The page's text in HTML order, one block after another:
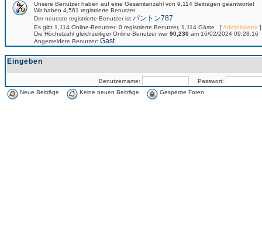
Unsere Benutzer haben auf eine Gesamtanzahl von 9,114 Beiträgen geantwortet
Wir haben 4,561 registrierte Benutzer
Der neueste registrierte Benutzer ist パントン787
Es gibt 1,114 Online-Benutzer: 0 registrierte Benutzer, 1,114 Gäste [Administrator]
Die Höchstzahl gleichzeitiger Online-Benutzer war90,230 am 16/02/2024 09:28:16
Angemeldete Benutzer: Gast
Eingeben
Benutzername:
Passwort:
Neue Beiträge
Keine neuen Beiträge Gesperrte Foren